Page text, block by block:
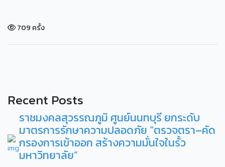
709 ครั้ง
Recent Posts
ราชมงคลสุวรรณภูมิ ศูนย์นนทบุรี ยกระดับ
มาตรการรักษาความปลอดภัย “ตรวจตรา–คัด
กรองการเข้าออก สร้างความมั่นใจในรั้ว
มหาวิทยาลัย”